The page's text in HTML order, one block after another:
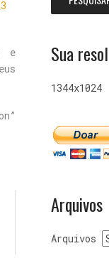
e
Sua
1344x1024
Arquivos
Arquivos